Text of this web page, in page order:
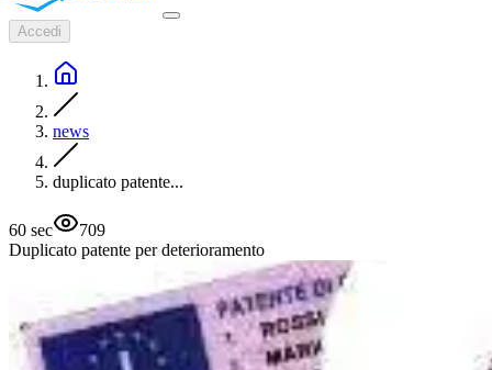
Accedi
news
duplicato patente...
60 sec
709
Duplicato patente per deterioramento